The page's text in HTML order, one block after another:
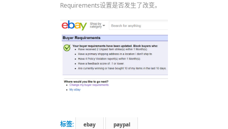
Requirements设置是否发生了改变。
标签: ebay paypal